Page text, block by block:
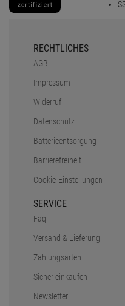
RECHTLICHES
AGB
Impressum
Widerruf
Datenschutz
Batterieentsorgung
Barrierefreiheit
Cookie-Einstellungen
SERVICE
Faq
Versand & Lieferung
Zahlungsarten
Sicher einkaufen
Newsletter